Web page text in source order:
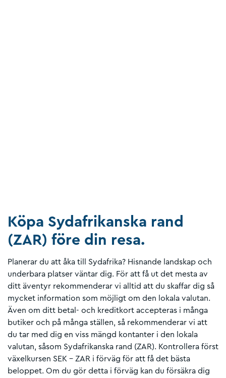
Köpa Sydafrikanska rand
(ZAR) före din resa.
Planerar du att åka till Sydafrika? Hisnande landskap och
underbara platser väntar dig. För att få ut det mesta av
ditt äventyr rekommenderar vi alltid att du skaffar dig så
mycket information som möjligt om den lokala valutan.
Även om ditt betal- och kreditkort accepteras i många
butiker och på många ställen, så rekommenderar vi att
du tar med dig en viss mängd kontanter i den lokala
valutan, såsom Sydafrikanska rand (ZAR). Kontrollera först
växelkursen SEK - ZAR i förväg för att få det bästa
beloppet. Om du gör detta i förväg kan du försäkra dig